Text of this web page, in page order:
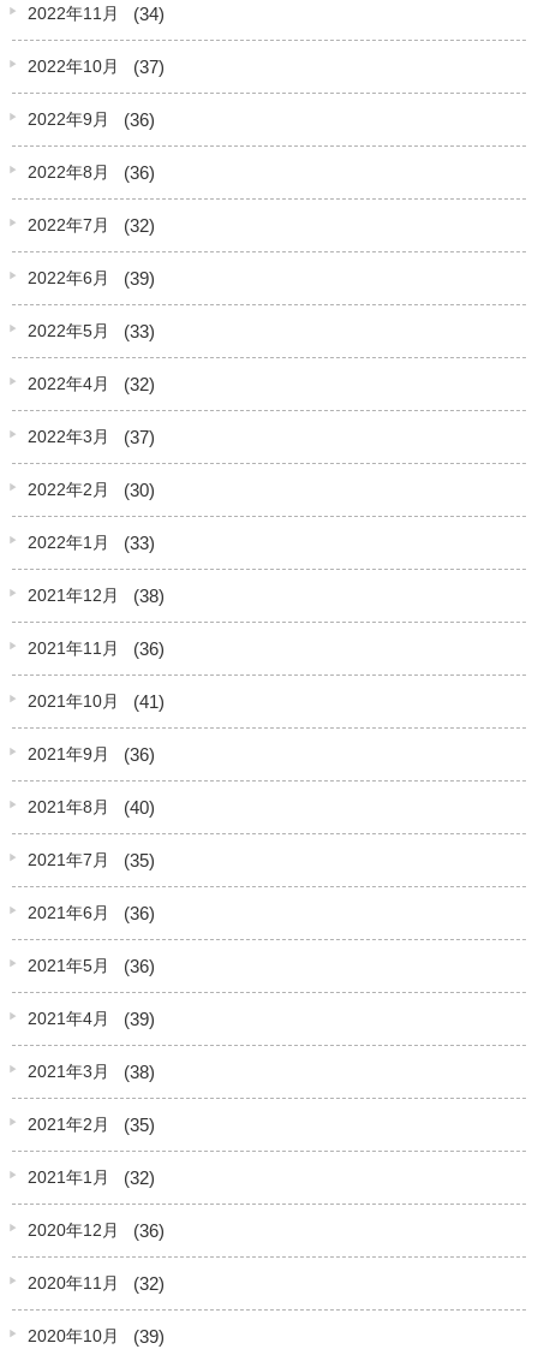
2022年11月 (34)
2022年10月 (37)
2022年9月 (36)
2022年8月 (36)
2022年7月 (32)
2022年6月 (39)
2022年5月 (33)
2022年4月 (32)
2022年3月 (37)
2022年2月 (30)
2022年1月 (33)
2021年12月 (38)
2021年11月 (36)
2021年10月 (41)
2021年9月 (36)
2021年8月 (40)
2021年7月 (35)
2021年6月 (36)
2021年5月 (36)
2021年4月 (39)
2021年3月 (38)
2021年2月 (35)
2021年1月 (32)
2020年12月 (36)
2020年11月 (32)
2020年10月 (39)